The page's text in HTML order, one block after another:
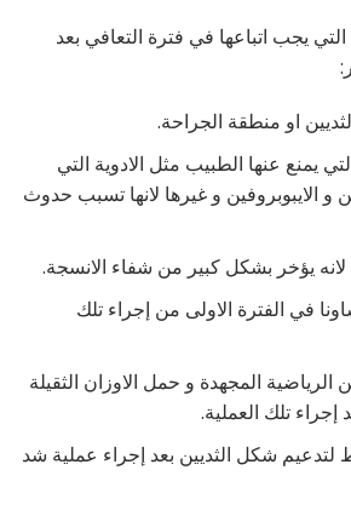
يجب اتباعها في فترة التعافي بعد
او منطقة الجراحة.
يمنع عنها الطبيب مثل الادوية التي
و الايبوبروفين و غيرها لانها تسبب حدوث
يؤخر بشكل كبير من شفاء الانسجة.
في الفترة الاولى من إجراء تلك
الرياضية المجهدة و حمل الاوزان الثقيلة
إجراء تلك العملية.
لتدعيم شكل الثديين بعد إجراء عملية شد